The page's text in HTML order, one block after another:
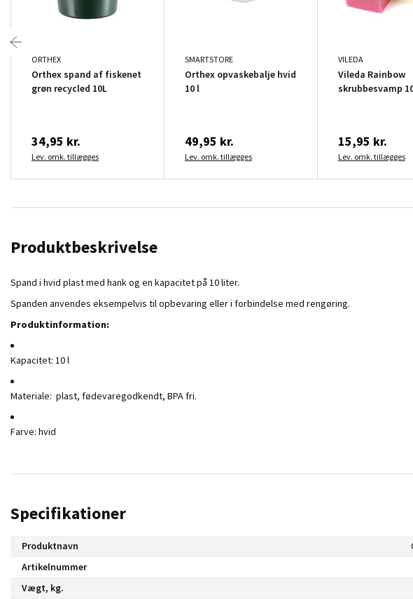
ORTHEX
Orthex spand af fiskenet
grøn recycled 10L
34,95 kr.
Lev. omk. tillægges
SMARTSTORE
Orthex opvaskebalje hvid
10 l
49,95 kr.
Lev. omk. tillægges
VILEDA
Vileda Rainbow
skrubbesvamp
15,95 kr.
Lev. omk. tillægges
Produktbeskrivelse
Spand i hvid plast med hank og en kapacitet på 10 liter.
Spanden anvendes eksempelvis til opbevaring eller i forbindelse med rengøring.
Produktinformation:
Kapacitet: 10 l
Materiale: plast, fødevaregodkendt, BPA fri.
Farve: hvid
Specifikationer
Produktnavn
Artikelnummer
Vægt, kg.